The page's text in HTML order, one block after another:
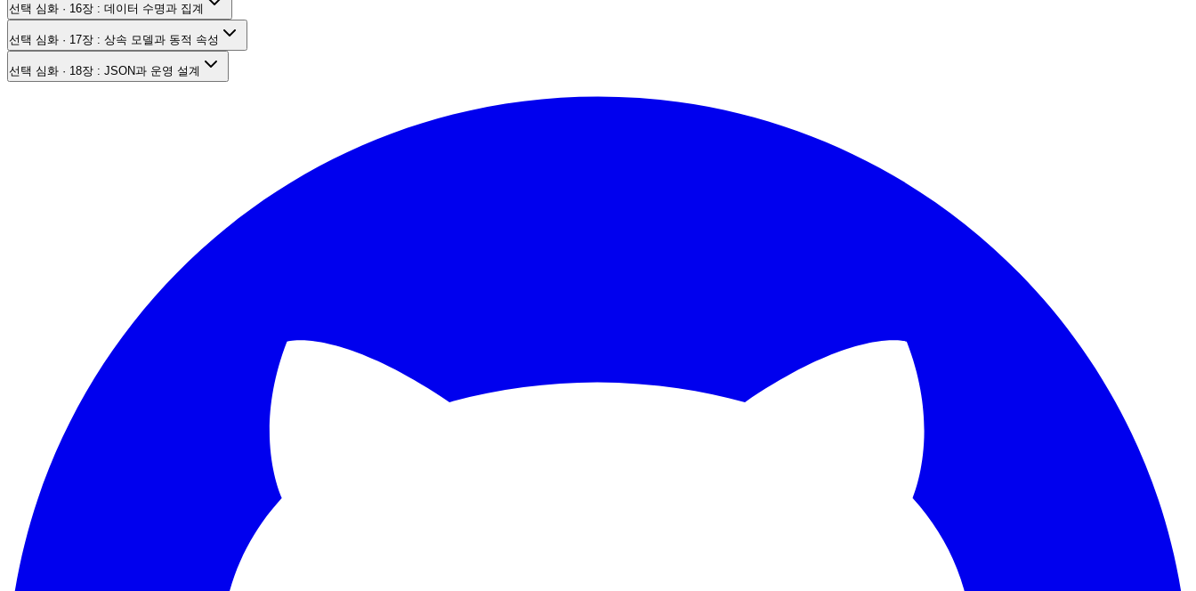
선택 심화 · 16장 : 데이터 수명과 집계
선택 심화 · 17장 : 상속 모델과 동적 속성
선택 심화 · 18장 : JSON과 운영 설계